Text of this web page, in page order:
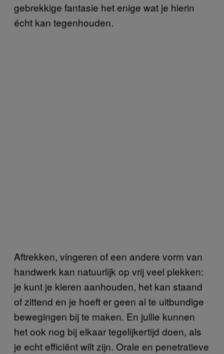
gebrekkige fantasie het enige wat je hierin
écht kan tegenhouden.
Aftrekken, vingeren of een andere vorm van
handwerk kan natuurlijk op vrij veel plekken:
je kunt je kleren aanhouden, het kan staand
of zittend en je hoeft er geen al te uitbundige
bewegingen bij te maken. En jullie kunnen
het ook nog bij elkaar tegelijkertijd doen, als
je echt efficiënt wilt zijn. Orale en penetratieve